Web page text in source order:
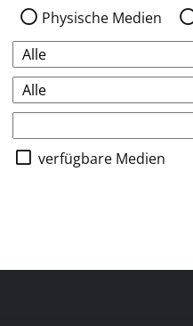
Physische Medien
verfügbare Medien